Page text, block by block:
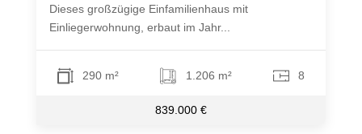
Dieses großzügige Einfamilienhaus mit
Einliegerwohnung, erbaut im Jahr...
290 m² 1.206 m² 8
839.000 €